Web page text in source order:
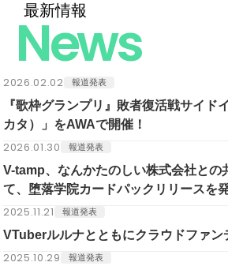
最新情報
News
2026.02.02 報道発表
『歌枠グランプリ』敗者復活戦サイド
カタ）」をAWAで開催！
2026.01.30 報道発表
V-tamp、なんかたのしい株式会社との
て、堕落学院カードパックリリースを
2025.11.21 報道発表
VTuberルルナとともにクラウドファン
2025.10.29 報道発表